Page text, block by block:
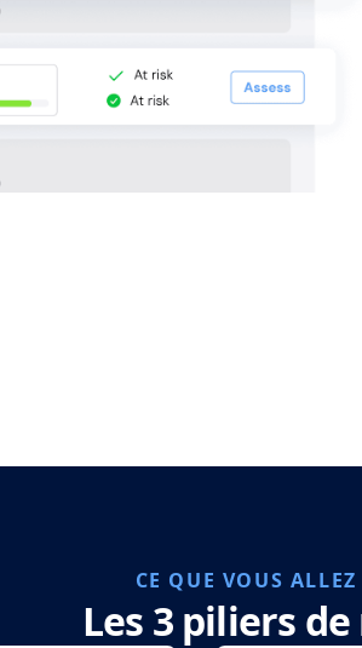
CE QUE VOUS
Les 3 piliers